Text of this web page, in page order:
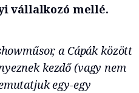
vállalkozó mellé.
a Cápák között
kezdő (vagy nem
egy-egy